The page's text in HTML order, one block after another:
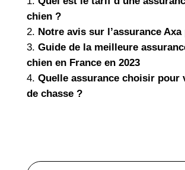
chien ?
Notre avis sur l’assurance
Guide de la meilleure
chien en France en 2023
Quelle assurance choisir pour
de chasse ?